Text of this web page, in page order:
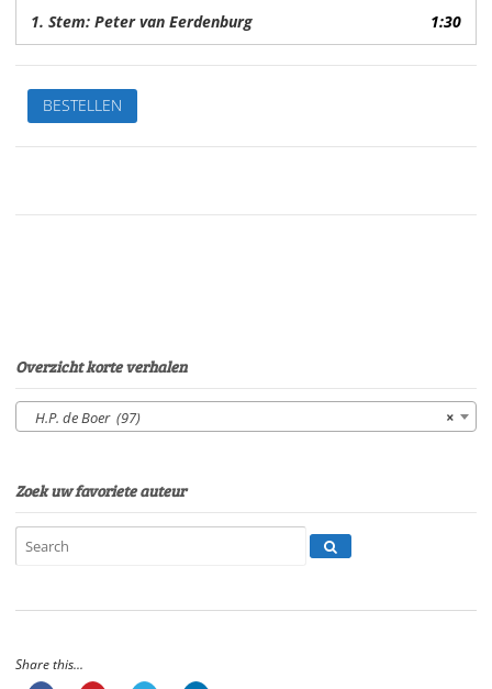
1. Stem: Peter van Eerdenburg 1:30
Het
damesorkestVan:
H.P.
P.
BESTELLEN
Overzicht korte verhalen
×
H.P. de Boer (97)
Zoek uw favoriete auteur
Share this...